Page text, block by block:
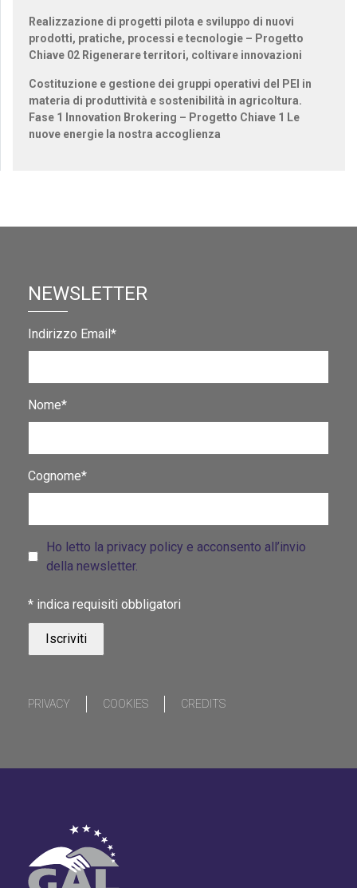
Realizzazione di progetti pilota e sviluppo di nuovi
prodotti, pratiche, processi e tecnologie – Progetto
Chiave 02 Rigenerare territori, coltivare innovazioni
Costituzione e gestione dei gruppi operativi del PEI in
materia di produttività e sostenibilità in agricoltura.
Fase 1 Innovation Brokering – Progetto Chiave 1 Le
nuove energie la nostra accoglienza
NEWSLETTER
Indirizzo Email*
Nome*
Cognome*
Ho letto la privacy policy e acconsento all’invio
della newsletter.
* indica requisiti obbligatori
PRIVACY COOKIES CREDITS